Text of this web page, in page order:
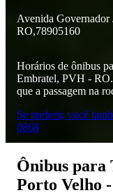
Avenida Governador
RO,78905160
Horários de ônibus
Embratel, PVH -
que a passagem na
Se preferir, você
0868
Ônibus para
Porto Velho